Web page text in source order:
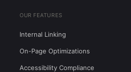
OUR FEATURES
Internal Linking
On-Page Optimizations
Accessibility Compliance